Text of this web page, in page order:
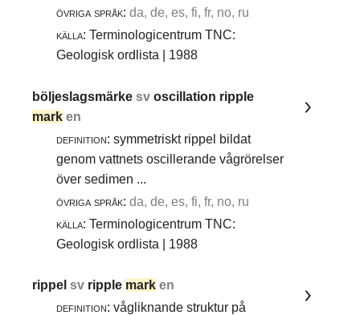
övriga språk: da, de, es, fi, fr, no, ru
källa: Terminologicentrum TNC:
Geologisk ordlista | 1988
böljeslagsmärkesvoscillation ripple
mark en
definition: symmetriskt rippel bildat
genom vattnets oscillerande vågrörelser
över sedimen ...
övriga språk: da, de, es, fi, fr, no, ru
källa: Terminologicentrum TNC:
Geologisk ordlista | 1988
rippelsv ripple mark en
definition: vågliknande struktur på